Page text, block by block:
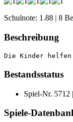
Schulnote: 1.88 | 8
Beschreibung
Die Kinder
Bestandsstatus
Spiel-Nr. 5712
Spiele-